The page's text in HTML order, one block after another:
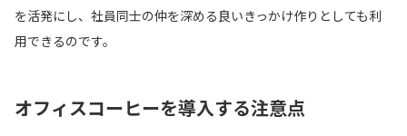
を活発にし、社員同士の仲を深める良いきっかけ作りとしても利
用できるのです。
オフィスコーヒーを導入する注意点